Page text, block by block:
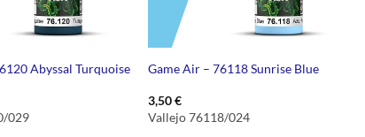
Abyssal Turquoise
029
Game Air – 76118 Sunrise Blue
3,50€
Vallejo 76118/024